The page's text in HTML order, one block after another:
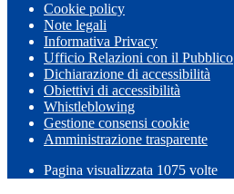
Cookie policy
Note legali
Informativa Privacy
Ufficio Relazioni con il Pubblico
Dichiarazione di accessibilità
Obiettivi di accessibilità
Whistleblowing
Gestione consensi cookie
Amministrazione trasparente
Pagina visualizzata 1075 volte